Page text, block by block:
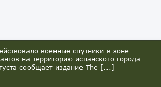
военные спутники в зоне
на территорию испанского города
сообщает издание The [...]